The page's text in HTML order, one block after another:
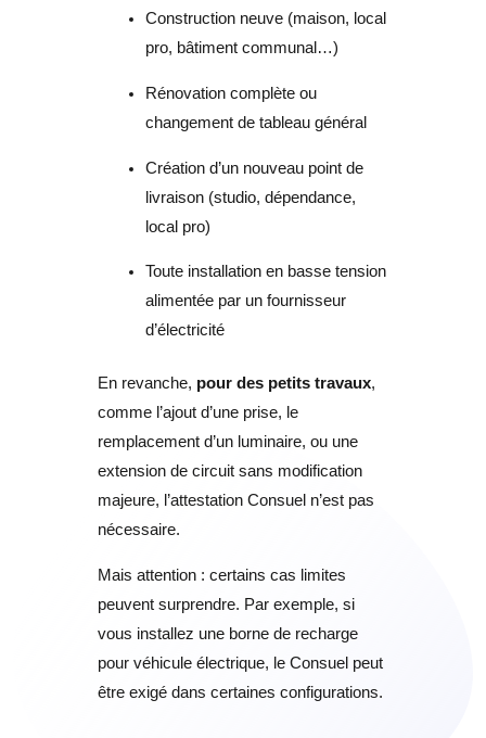
Construction neuve (maison, local
pro, bâtiment communal…)
Rénovation complète ou
changement de tableau général
Création d’un nouveau point de
livraison (studio, dépendance,
local pro)
Toute installation en basse tension
alimentée par un fournisseur
d’électricité
En revanche, pour des petits travaux,
comme l’ajout d’une prise, le
remplacement d’un luminaire, ou une
extension de circuit sans modification
majeure, l’attestation Consuel n’est pas
nécessaire.
Mais attention : certains cas limites
peuvent surprendre. Par exemple, si
vous installez une borne de recharge
pour véhicule électrique, le Consuel peut
être exigé dans certaines configurations.